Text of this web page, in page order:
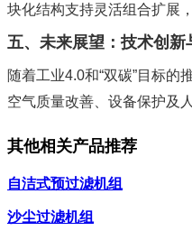
块化结构支持灵活组合扩展
五、未来展望：技术创
随着工业4.0和“双碳”目标
空气质量改善、设备保护及
其他相关产品推荐
自洁式预过滤机组
沙尘过滤机组